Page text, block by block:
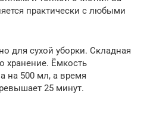
практически с любыми
для сухой уборки. Складная
хранение. Ёмкость
на 500 мл, а время
25 минут.